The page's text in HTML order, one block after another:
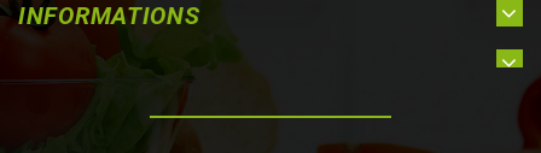
INFORMATIONS